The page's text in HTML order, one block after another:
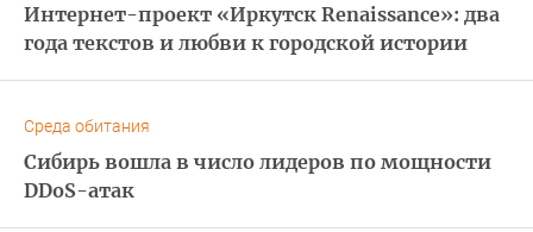
Интернет-проект «Иркутск Renaissance»: два
года текстов и любви к городской истории
Среда обитания
Сибирь вошла в число лидеров по мощности
DDoS-атак